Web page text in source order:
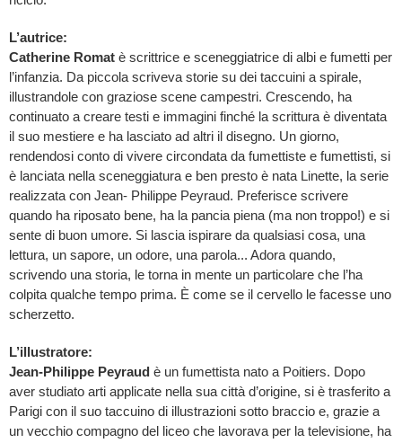
L’autrice:
Catherine Romat è scrittrice e sceneggiatrice di albi e fumetti per
l’infanzia. Da piccola scriveva storie su dei taccuini a spirale,
illustrandole con graziose scene campestri. Crescendo, ha
continuato a creare testi e immagini finché la scrittura è diventata
il suo mestiere e ha lasciato ad altri il disegno. Un giorno,
rendendosi conto di vivere circondata da fumettiste e fumettisti, si
è lanciata nella sceneggiatura e ben presto è nata Linette, la serie
realizzata con Jean- Philippe Peyraud. Preferisce scrivere
quando ha riposato bene, ha la pancia piena (ma non troppo!) e si
sente di buon umore. Si lascia ispirare da qualsiasi cosa, una
lettura, un sapore, un odore, una parola... Adora quando,
scrivendo una storia, le torna in mente un particolare che l’ha
colpita qualche tempo prima. È come se il cervello le facesse uno
scherzetto.
L’illustratore:
Jean-Philippe Peyraud è un fumettista nato a Poitiers. Dopo
aver studiato arti applicate nella sua città d’origine, si è trasferito a
Parigi con il suo taccuino di illustrazioni sotto braccio e, grazie a
un vecchio compagno del liceo che lavorava per la televisione, ha